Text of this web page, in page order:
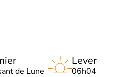
de Lune
Lever
06h04